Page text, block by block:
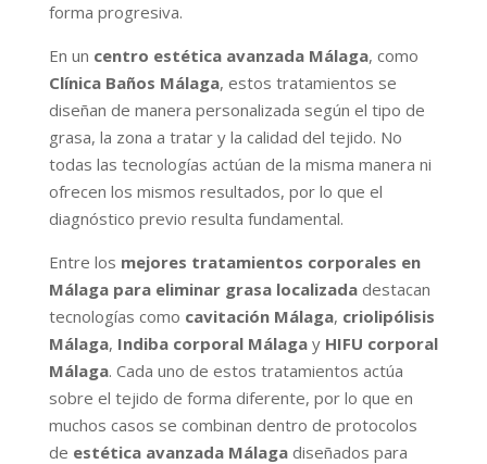
forma progresiva.
En un centro estética avanzada Málaga, como
Clínica Baños Málaga, estos tratamientos se
diseñan de manera personalizada según el tipo de
grasa, la zona a tratar y la calidad del tejido. No
todas las tecnologías actúan de la misma manera ni
ofrecen los mismos resultados, por lo que el
diagnóstico previo resulta fundamental.
Entre los mejores tratamientos corporales en
Málaga para eliminar grasa localizadadestacan
tecnologías como cavitación Málaga, criolipólisis
Málaga, Indiba corporal Málagay HIFU corporal
Málaga. Cada uno de estos tratamientos actúa
sobre el tejido de forma diferente, por lo que en
muchos casos se combinan dentro de protocolos
de estética avanzada Málagadiseñados para